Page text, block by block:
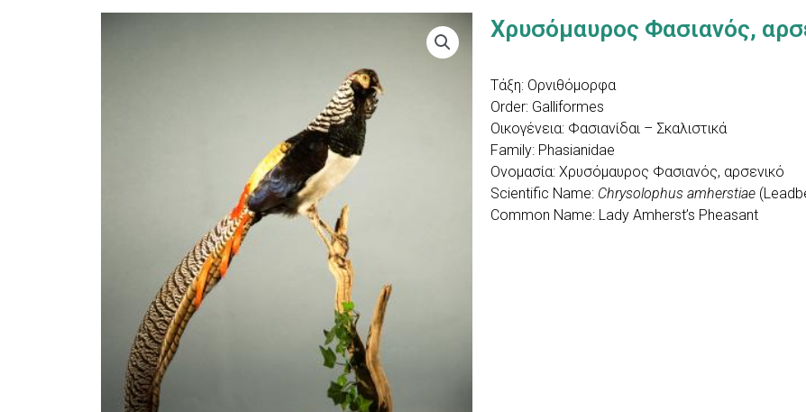
Χρυσόμαυρος Φασιανός,
Τάξη: Ορνιθόμορφα
Order: Galliformes
Οικογένεια: Φασιανίδαι – Σκαλιστικά
Family: Phasianidae
Ονομασία: Χρυσόμαυρος Φασιανός, αρσενικό
Scientific Name: Chrysolophus amherstiae
Common Name: Lady Amherst’s Pheasant